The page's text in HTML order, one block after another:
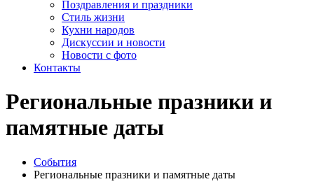
Поздравления и праздники
Cтиль жизни
Кухни народов
Дискуссии и новости
Новости с фото
Контакты
Региональные празники и
памятные даты
События
Региональные празники и памятные даты